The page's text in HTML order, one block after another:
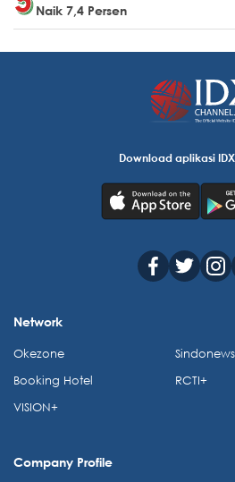
Naik 7,4 Persen
Download aplikasi
Network
Okezone
Booking Hotel
VISION+
Sindonews
RCTI+
Company Profile